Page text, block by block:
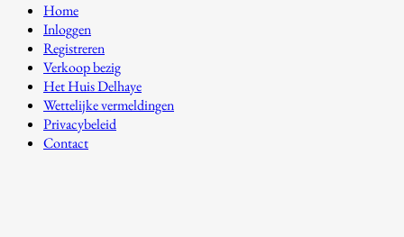
Home
Inloggen
Registreren
Verkoop bezig
Het Huis Delhaye
Wettelijke vermeldingen
Privacybeleid
Contact